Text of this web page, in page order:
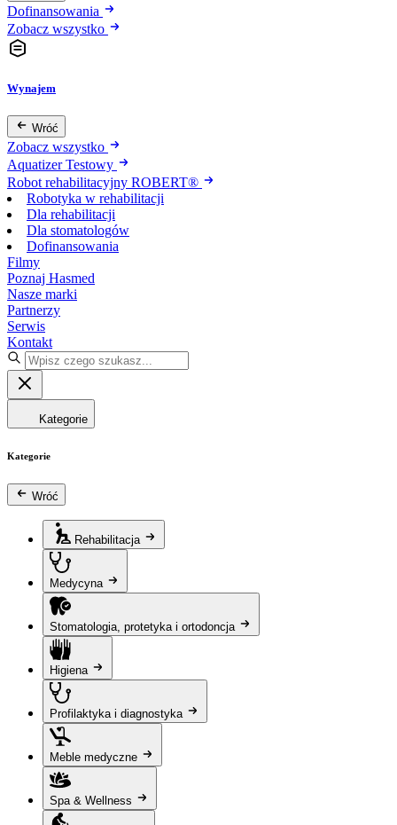
Dofinansowania
Zobacz wszystko
Wynajem
Wróć
Zobacz wszystko
Aquatizer Testowy
Robot rehabilitacyjny ROBERT®
Robotyka w rehabilitacji
Dla rehabilitacji
Dla stomatologów
Dofinansowania
Filmy
Poznaj Hasmed
Nasze marki
Partnerzy
Serwis
Kontakt
Kategorie
Kategorie
Wróć
Rehabilitacja
Medycyna
Stomatologia, protetyka i ortodoncja
Higiena
Profilaktyka i diagnostyka
Meble medyczne
Spa & Wellness